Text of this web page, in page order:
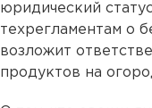
юридический
техрегламентам о
возложит
продуктов на